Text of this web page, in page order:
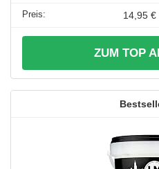
14,95 €
ZUM TOP